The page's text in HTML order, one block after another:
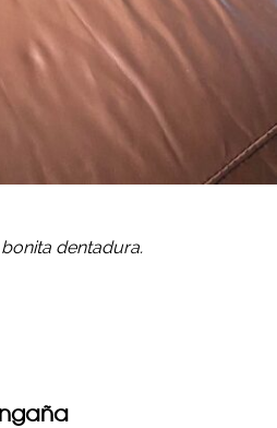
dentadura.